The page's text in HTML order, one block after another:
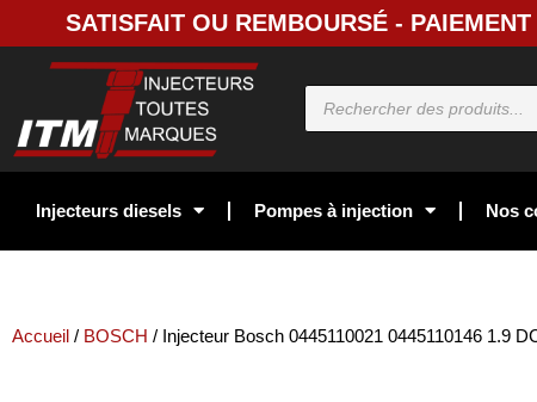
SATISFAIT OU REMBOURSÉ -
Injecteurs diesels Pompes à injection Nos
Accueil / BOSCH / Injecteur Bosch 0445110021 0445110146 1.9